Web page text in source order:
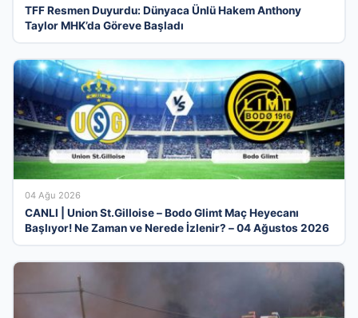
TFF Resmen Duyurdu: Dünyaca Ünlü Hakem Anthony
Taylor MHK’da Göreve Başladı
04 Ağu 2026
CANLI | Union St.Gilloise – Bodo Glimt Maç Heyecanı
Başlıyor! Ne Zaman ve Nerede İzlenir? – 04 Ağustos 2026